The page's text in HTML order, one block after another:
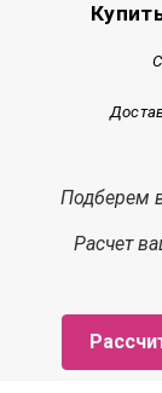
Подберем
Расчет